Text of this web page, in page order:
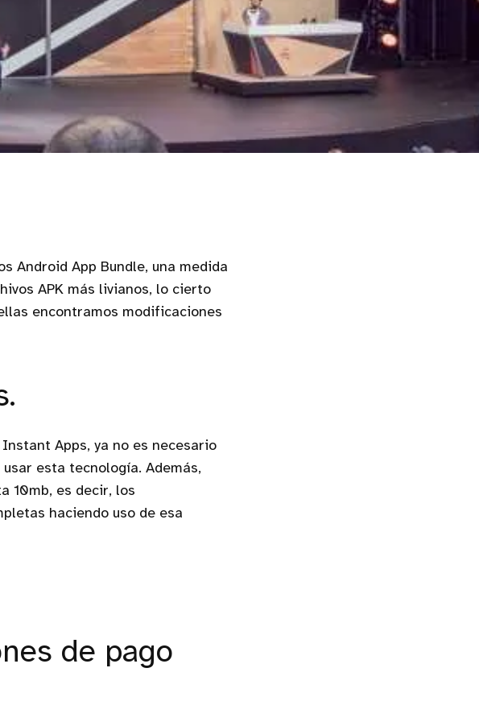
Android App Bundle, una medida
APK más livianos, lo cierto
encontramos modificaciones
Apps, ya no es necesario
esta tecnología. Además,
10mb, es decir, los
haciendo uso de esa
de pago